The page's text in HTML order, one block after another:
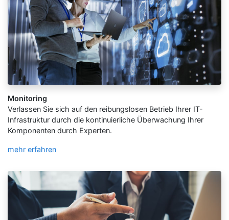
Monitoring
Verlassen Sie sich auf den reibungslosen Betrieb Ihrer IT-
Infrastruktur durch die kontinuierliche Überwachung Ihrer
Komponenten durch Experten.
mehr erfahren